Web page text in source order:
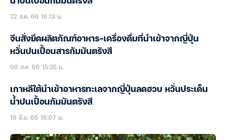
22 ส.ค. 66 16:13 น.
จีนสั่งยึดผลิตภัณฑ์อาหาร-เครื่องดื่มที่นำเข้าจากญี่ปุ่น
หวั่นปนเปื้อนสารกัมมันตรังสี
09 ส.ค. 66 15:35 น.
เกาหลีใต้นำเข้าอาหารทะเลจากญี่ปุ่นลดฮวบ หวั่นประเด็น
น้ำปนเปื้อนกัมมันตรังสี
19 มิ.ย. 66 16:07 น.